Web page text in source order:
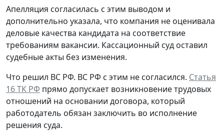
Апелляция согласилась с этим выводом и
дополнительно указала, что компания не оценивала
деловые качества кандидата на соответствие
требованиям вакансии. Кассационный суд оставил
судебные акты без изменения.
Что решил ВС РФ. ВС РФ с этим не согласился. Статья
16 ТК РФ прямо допускает возникновение трудовых
отношений на основании договора, который
работодатель обязан заключить во исполнение
решения суда.